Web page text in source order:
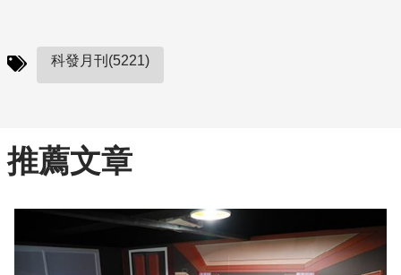
科發月刊(5221)
推薦文章